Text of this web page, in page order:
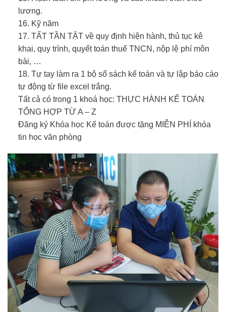
lương.
16. Kỹ năm
17. TẤT TẦN TẬT về quy định hiện hành, thủ tục kê
khai, quy trình, quyết toán thuế TNCN, nộp lệ phí môn
bài, …
18. Tự tay làm ra 1 bộ sổ sách kế toán và tự lập báo cáo
tự động từ file excel trắng.
Tất cả có trong 1 khoá học: THỰC HÀNH KẾ TOÁN
TỔNG HỢP TỪ A – Z
Đăng ký Khóa học Kế toán được tặng MIỄN PHÍ khóa
tin học văn phòng